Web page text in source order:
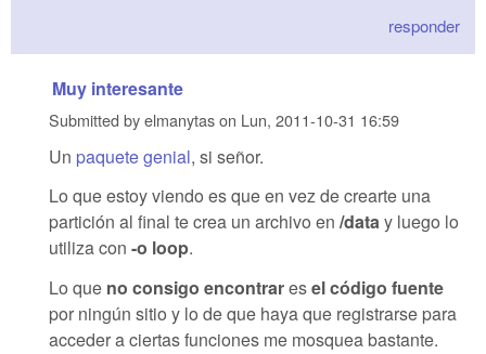
responder
Muy interesante
Submitted byelmanytason Lun, 2011-10-31 16:59
Un paquete genial, si señor.
Lo que estoy viendo es que en vez de crearte una
partición al final te crea un archivo en /datay luego lo
utiliza con -o loop.
Lo que no consigo encontraresel código fuente
por ningún sitio y lo de que haya que registrarse para
acceder a ciertas funciones me mosquea bastante.